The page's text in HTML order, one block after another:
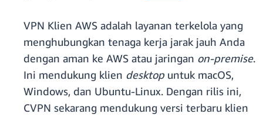
VPN Klien AWS adalah layanan terkelola yang
menghubungkan tenaga kerja jarak jauh Anda
dengan aman ke AWS atau jaringan on-premise.
Ini mendukung klien desktop untuk macOS,
Windows, dan Ubuntu-Linux. Dengan rilis ini,
CVPN sekarang mendukung versi terbaru klien